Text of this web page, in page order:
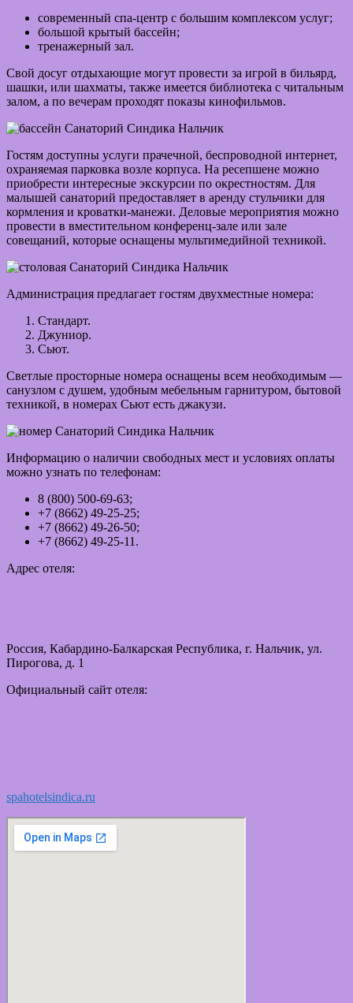
современный спа-центр с большим комплексом услуг;
большой крытый бассейн;
тренажерный зал.
Свой досуг отдыхающие могут провести за игрой в бильярд,
шашки, или шахматы, также имеется библиотека с читальным
залом, а по вечерам проходят показы кинофильмов.
Гостям доступны услуги прачечной, беспроводной интернет,
охраняемая парковка возле корпуса. На ресепшене можно
приобрести интересные экскурсии по окрестностям. Для
малышей санаторий предоставляет в аренду стульчики для
кормления и кроватки-манежи. Деловые мероприятия можно
провести в вместительном конференц-зале или зале
совещаний, которые оснащены мультимедийной техникой.
Администрация предлагает гостям двухместные номера:
Стандарт.
Джуниор.
Сьют.
Светлые просторные номера оснащены всем необходимым —
санузлом с душем, удобным мебельным гарнитуром, бытовой
техникой, в номерах Сьют есть джакузи.
Информацию о наличии свободных мест и условиях оплаты
можно узнать по телефонам:
8 (800) 500-69-63;
+7 (8662) 49-25-25;
+7 (8662) 49-26-50;
+7 (8662) 49-25-11.
Адрес отеля:
Россия, Кабардино-Балкарская Республика, г. Нальчик, ул.
Пирогова, д. 1
Официальный сайт отеля:
spahotelsindica.ru